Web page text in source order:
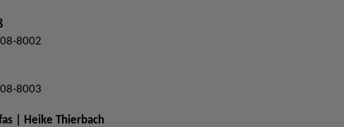
8002
8003
| Heike Thierbach